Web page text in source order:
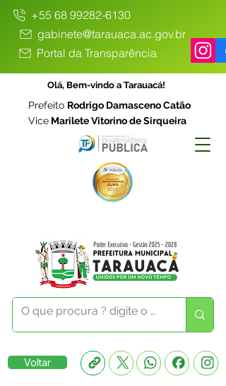
+55 68 99282-6130
gabinete@tarauaca.ac.gov.br
Portal da Transparência
Olá, Bem-vindo a Tarauacá!
Prefeito Rodrigo Damasceno Catão
Vice Marilete Vitorino de Sirqueira
Voltar